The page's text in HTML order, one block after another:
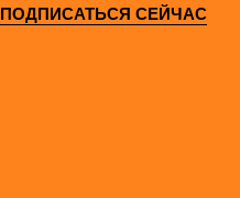
ПОДПИСАТЬСЯ СЕЙЧАС